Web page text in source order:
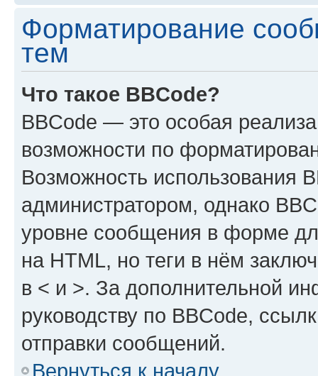
Форматирование
тем
Что такое BBCode?
BBCode — это особая
возможности по
Возможность использования
администратором, однако
уровне сообщения в форме
на HTML, но теги в нём
в < и >. За дополнительной
руководству по BBCode,
отправки сообщений.
Вернуться к началу